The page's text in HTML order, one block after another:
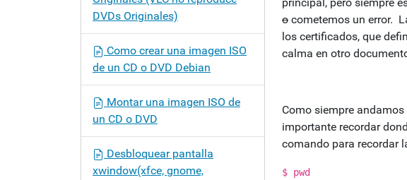
o cometemos un error.
los certificados, que
calma en otro
Como siempre
importante recordar
comando para recordar
$ pwd
DVDs Originales)
Como crear una imagen ISO
de un CD o DVD Debian
Montar una imagen ISO de
un CD o DVD
Desbloquear pantalla
xwindow(xfce, gnome,